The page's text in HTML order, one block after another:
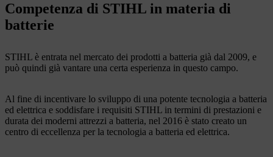
Competenza di STIHL in materia di
batterie
STIHL è entrata nel mercato dei prodotti a batteria già dal 2009, e
può quindi già vantare una certa esperienza in questo campo.
Al fine di incentivare lo sviluppo di una potente tecnologia a batteria
ed elettrica e soddisfare i requisiti STIHL in termini di prestazioni e
durata dei moderni attrezzi a batteria, nel 2016 è stato creato un
centro di eccellenza per la tecnologia a batteria ed elettrica.